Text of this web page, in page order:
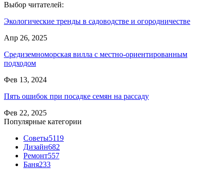
Выбор читателей:
Экологические тренды в садоводстве и огородничестве
Апр 26, 2025
Средиземноморская вилла с местно-ориентированным
подходом
Фев 13, 2024
Пять ошибок при посадке семян на рассаду
Фев 22, 2025
Популярные категории
Советы5119
Дизайн682
Ремонт557
Баня233